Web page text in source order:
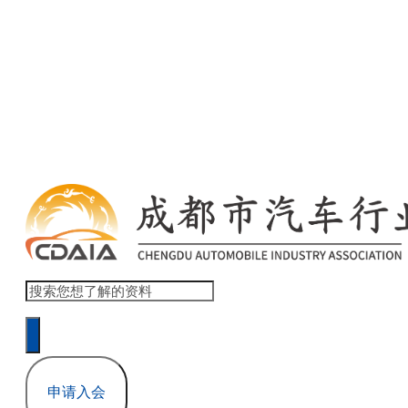
申请入会